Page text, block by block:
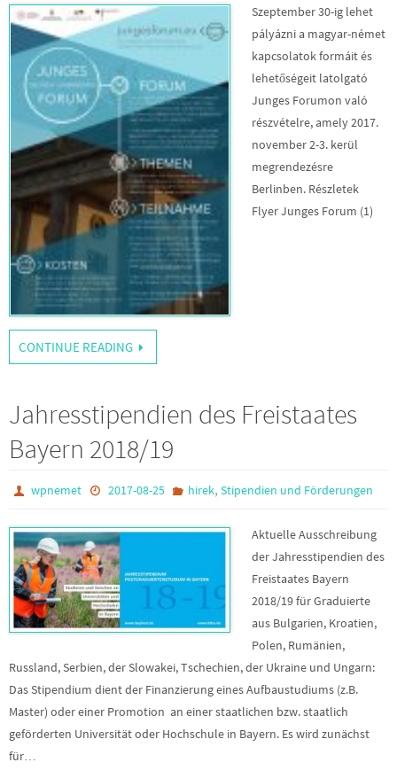
Szeptember 30-ig lehet
pályázni a magyar-német
kapcsolatok formáit és
lehetőségeit latolgató
Junges Forumon való
részvételre, amely 2017.
november 2-3. kerül
megrendezésre
Berlinben. Részletek
Flyer Junges Forum (1)
CONTINUE READING
Jahresstipendien des Freistaates
Bayern 2018/19
wpnemet 2017-08-25 hirek, Stipendien und Förderungen
Aktuelle Ausschreibung
der Jahresstipendien des
Freistaates Bayern
2018/19 für Graduierte
aus Bulgarien, Kroatien,
Polen, Rumänien,
Russland, Serbien, der Slowakei, Tschechien, der Ukraine und Ungarn:
Das Stipendium dient der Finanzierung eines Aufbaustudiums (z.B.
Master) oder einer Promotion an einer staatlichen bzw. staatlich
geförderten Universität oder Hochschule in Bayern. Es wird zunächst
für…